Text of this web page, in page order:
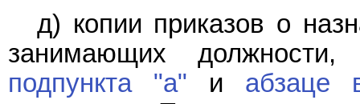
д) копии приказов о
занимающих
подпункта "а" и абзаце